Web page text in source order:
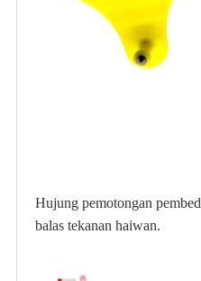
Hujung pemotongan
balas tekanan haiwan.